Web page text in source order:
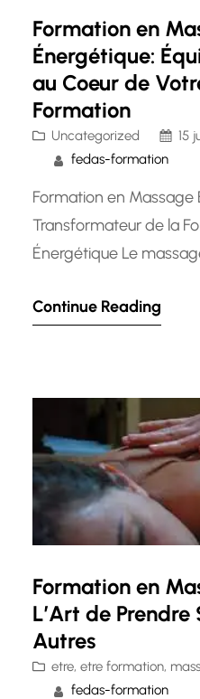
Formation en
Énergétique:
au Coeur de
Formation
Uncategorized
15
fedas-formation
Formation en Massage
Transformateur de la
Énergétique Le
vitale du corps pour
alternative pour
Continue Reading
Formation en
L’Art de
Autres
etre, etre formation,
fedas-formation